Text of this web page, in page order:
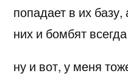
попадает в их
них и бомбят всегда
ну и вот, у меня